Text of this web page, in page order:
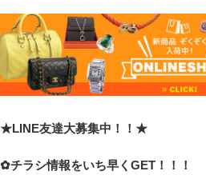
★LINE友達大募集中！！★
✿チラシ情報をいち早くGET！！！